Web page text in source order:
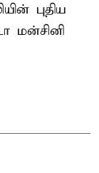
புதிய
மன்சினி